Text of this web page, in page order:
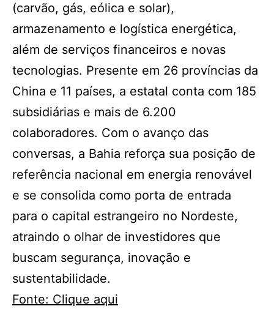
(carvão, gás, eólica e solar),
armazenamento e logística energética,
além de serviços financeiros e novas
tecnologias. Presente em 26 províncias da
China e 11 países, a estatal conta com 185
subsidiárias e mais de 6.200
colaboradores. Com o avanço das
conversas, a Bahia reforça sua posição de
referência nacional em energia renovável
e se consolida como porta de entrada
para o capital estrangeiro no Nordeste,
atraindo o olhar de investidores que
buscam segurança, inovação e
sustentabilidade.
Fonte: Clique aqui